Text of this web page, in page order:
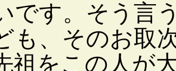
です。そう言
も、そのお取
祖をこの人が